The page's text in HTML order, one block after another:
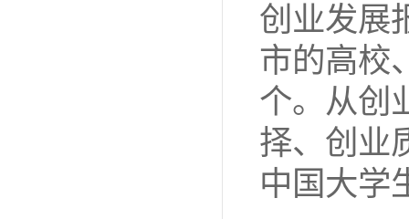
创业发展
市的高校
个。从创
择、创业
中国大学